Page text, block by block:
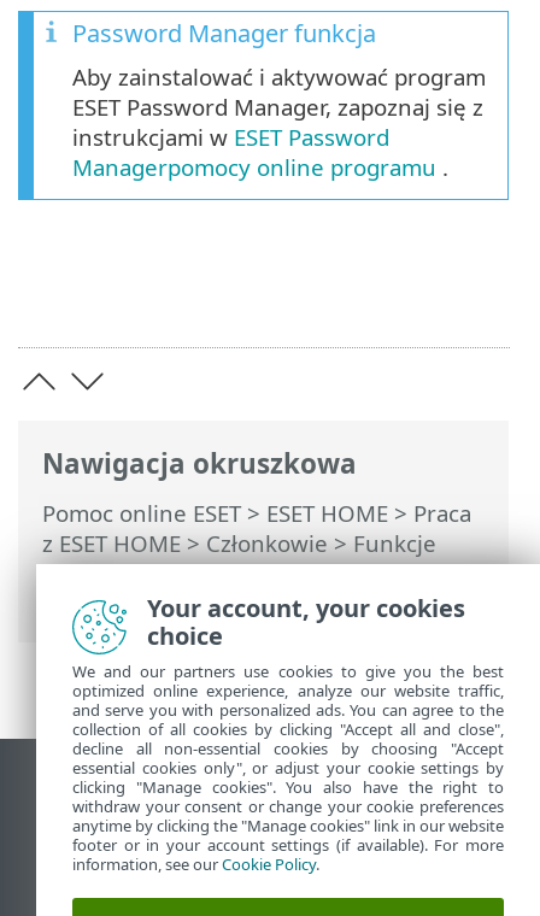
Nawigacja okruszkowa
Pomoc online ESET> ESET HOME > Praca
z ESET HOME>Członkowie>Funkcje
ESET przypisywane do członka>
Password Manager
Password Manager funkcja
Aby zainstalować i aktywować program
ESET Password Manager, zapoznaj się z
instrukcjami w ESET Password
Managerpomocy online programu .
Wyświetl witrynę internetową dla
komputerów
End of Life
Baza wiedzy ESET
Your account, your cookies
choice
We and our partners use cookies to give you the best
optimized online experience, analyze our website traffic,
and serve you with personalized ads. You can agree to the
collection of all cookies by clicking "Accept all and close",
decline all non-essential cookies by choosing "Accept
essential cookies only", or adjust your cookie settings by
clicking "Manage cookies". You also have the right to
withdraw your consent or change your cookie preferences
anytime by clicking the "Manage cookies" link in our website
footer or in your account settings (if available). For more
information, see ourCookie Policy.